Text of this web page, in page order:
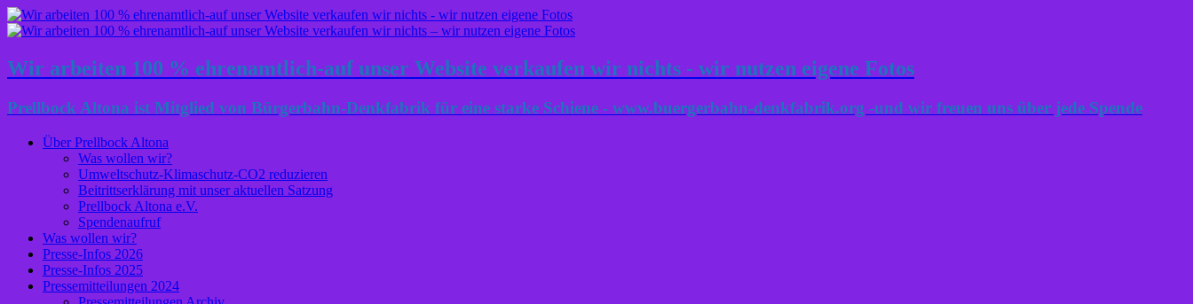
Wir arbeiten 100 % ehrenamtlich-auf unser Website verkaufen wir nichts - wir nutzen eigene Fotos
Prellbock Altona ist Mitglied von Bürgerbahn-Denkfabrik für eine starke Schiene - www.buergerbahn-denkfabrik.org -und wir freuen uns über jede Spende
Über Prellbock Altona
Was wollen wir?
Umweltschutz-Klimaschutz-CO2 reduzieren
Beitrittserklärung mit unser aktuellen Satzung
Prellbock Altona e.V.
Spendenaufruf
Was wollen wir?
Presse-Infos 2026
Presse-Infos 2025
Pressemitteilungen 2024